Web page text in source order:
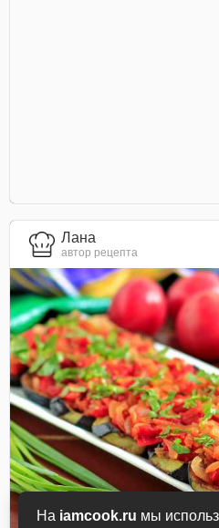
На iamcook.ru мы
Лана
автор рецепта